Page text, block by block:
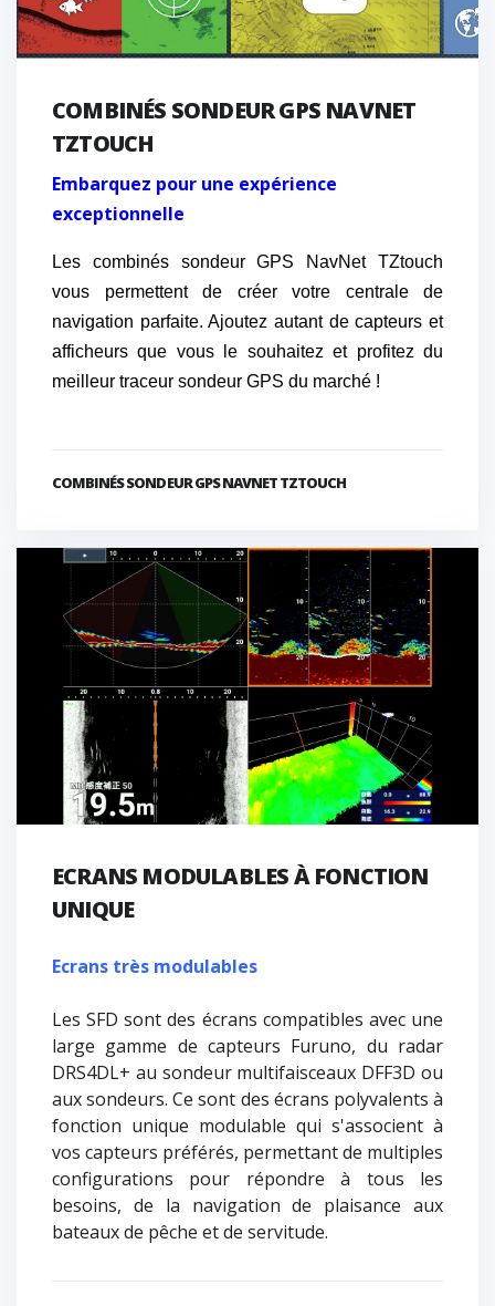
COMBINÉS SONDEUR GPS NAVNET
TZTOUCH
Embarquez pour une expérience
exceptionnelle
Les combinés sondeur GPS NavNet TZtouch
vous permettent de créer votre centrale de
navigation parfaite. Ajoutez autant de capteurs et
afficheurs que vous le souhaitez et profitez du
meilleur traceur sondeur GPS du marché !
COMBINÉS SONDEUR GPS NAVNET TZTOUCH
ECRANS MODULABLES À FONCTION
UNIQUE
Ecrans très modulables
Les SFD sont des écrans compatibles avec une
large gamme de capteurs Furuno, du radar
DRS4DL+ au sondeur multifaisceaux DFF3D ou
aux sondeurs. Ce sont des écrans polyvalents à
fonction unique modulable qui s'associent à
vos capteurs préférés, permettant de multiples
configurations pour répondre à tous les
besoins, de la navigation de plaisance aux
bateaux de pêche et de servitude.